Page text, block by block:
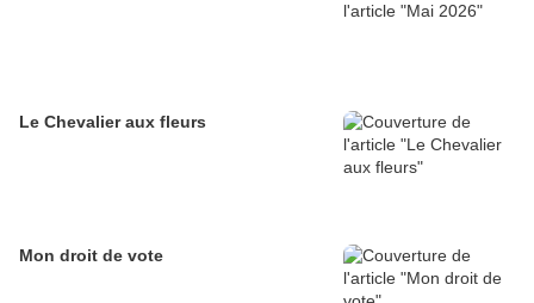
Le Chevalier aux fleurs
Mon droit de vote